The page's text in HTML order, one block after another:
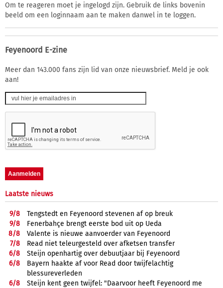
Om te reageren moet je ingelogd zijn. Gebruik de links bovenin
beeld om een loginnaam aan te maken danwel in te loggen.
Feyenoord E-zine
Meer dan 143.000 fans zijn lid van onze nieuwsbrief. Meld je ook
aan!
Laatste nieuws
9/8
Tengstedt en Feyenoord stevenen af op breuk
9/8
Fenerbahçe brengt eerste bod uit op Ueda
8/8
Valente is nieuwe aanvoerder van Feyenoord
7/8
Read niet teleurgesteld over afketsen transfer
6/8
Steijn openhartig over debuutjaar bij Feyenoord
6/8
Bayern haakte af voor Read door twijfelachtig
blessureverleden
6/8
Steijn kent geen twijfel: "Daarvoor heeft Feyenoord me